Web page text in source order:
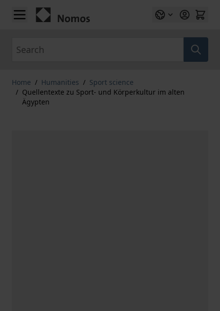
Skip to Content
Home / Humanities / Sport science
/ Quellentexte zu Sport- und Körperkultur im alten
Ägypten